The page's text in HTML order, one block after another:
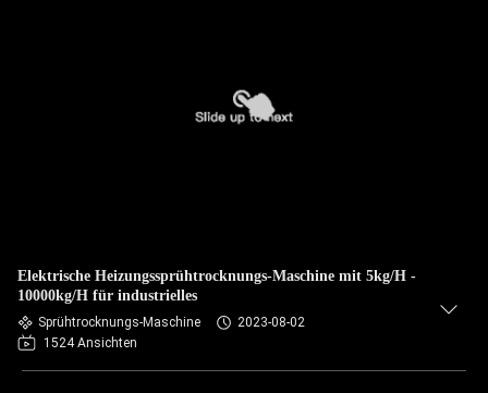
Elektrische Heizungssprühtrocknungs-Maschine mit 5kg/H -
10000kg/H für industrielles
Sprühtrocknungs-Maschine
2023-08-02
1524 Ansichten